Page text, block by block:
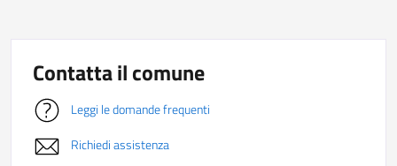
Contatta il comune
Leggi le domande frequenti
Richiedi assistenza